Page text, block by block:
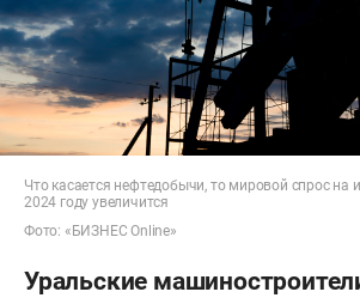
Что касается нефтедобычи, то мировой спрос на
2024 году увеличится
Фото: «БИЗНЕС Online»
Уральские